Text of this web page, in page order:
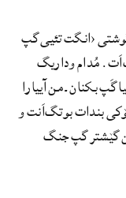
‹انگت تئیی گپ
مُدام وداریگ
گَپ بکنان۔من آییارا
بندات بوتگ‌اَنت و
گێشتر گپ جنگ